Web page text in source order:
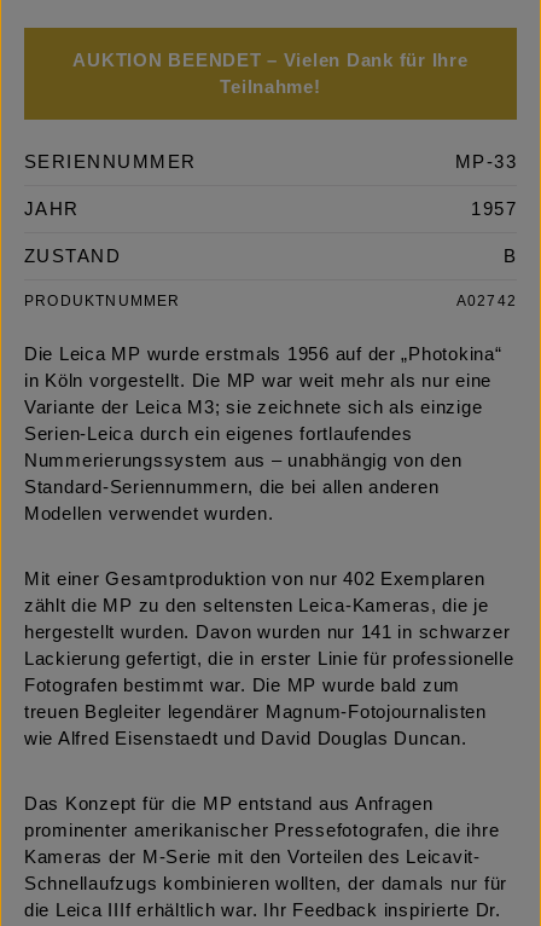
AUKTION BEENDET – Vielen Dank für Ihre
Teilnahme!
SERIENNUMMER MP-33
JAHR 1957
ZUSTAND B
PRODUKTNUMMER A02742
Die Leica MP wurde erstmals 1956 auf der „Photokina“
in Köln vorgestellt. Die MP war weit mehr als nur eine
Variante der Leica M3; sie zeichnete sich als einzige
Serien-Leica durch ein eigenes fortlaufendes
Nummerierungssystem aus – unabhängig von den
Standard-Seriennummern, die bei allen anderen
Modellen verwendet wurden.
Mit einer Gesamtproduktion von nur 402 Exemplaren
zählt die MP zu den seltensten Leica-Kameras, die je
hergestellt wurden. Davon wurden nur 141 in schwarzer
Lackierung gefertigt, die in erster Linie für professionelle
Fotografen bestimmt war. Die MP wurde bald zum
treuen Begleiter legendärer Magnum-Fotojournalisten
wie Alfred Eisenstaedt und David Douglas Duncan.
Das Konzept für die MP entstand aus Anfragen
prominenter amerikanischer Pressefotografen, die ihre
Kameras der M-Serie mit den Vorteilen des Leicavit-
Schnellaufzugs kombinieren wollten, der damals nur für
die Leica IIIf erhältlich war. Ihr Feedback inspirierte Dr.